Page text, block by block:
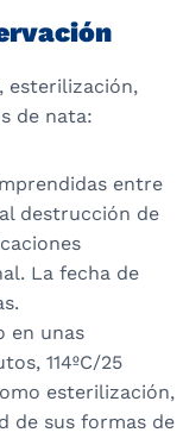
esterilización,
de nata:
entre
destrucción de
La fecha de
en unas
114ºC/25
esterilización,
de sus formas de